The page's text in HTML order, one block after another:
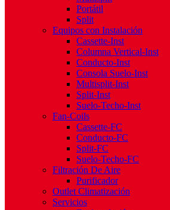
Portátil
Split
Equipos con Instalación
Cassette-Inst
Columna Vertical-Inst
Conducto-Inst
Consola Suelo-Inst
Multisplit-Inst
Split-Inst
Suelo-Techo-Inst
Fan-Coils
Cassette-FC
Conducto-FC
Split-FC
Suelo-Techo-FC
Filtración De Aire
Purificador
Outlet Climatización
Servicios